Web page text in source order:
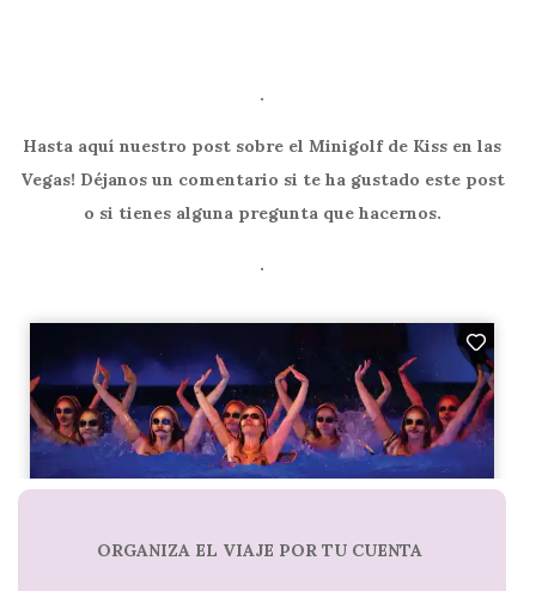
.
Hasta aquí nuestro post sobre el Minigolf de Kiss en las
Vegas! Déjanos un comentario si te ha gustado este post
o si tienes alguna pregunta que hacernos.
.
ORGANIZA EL VIAJE POR TU CUENTA